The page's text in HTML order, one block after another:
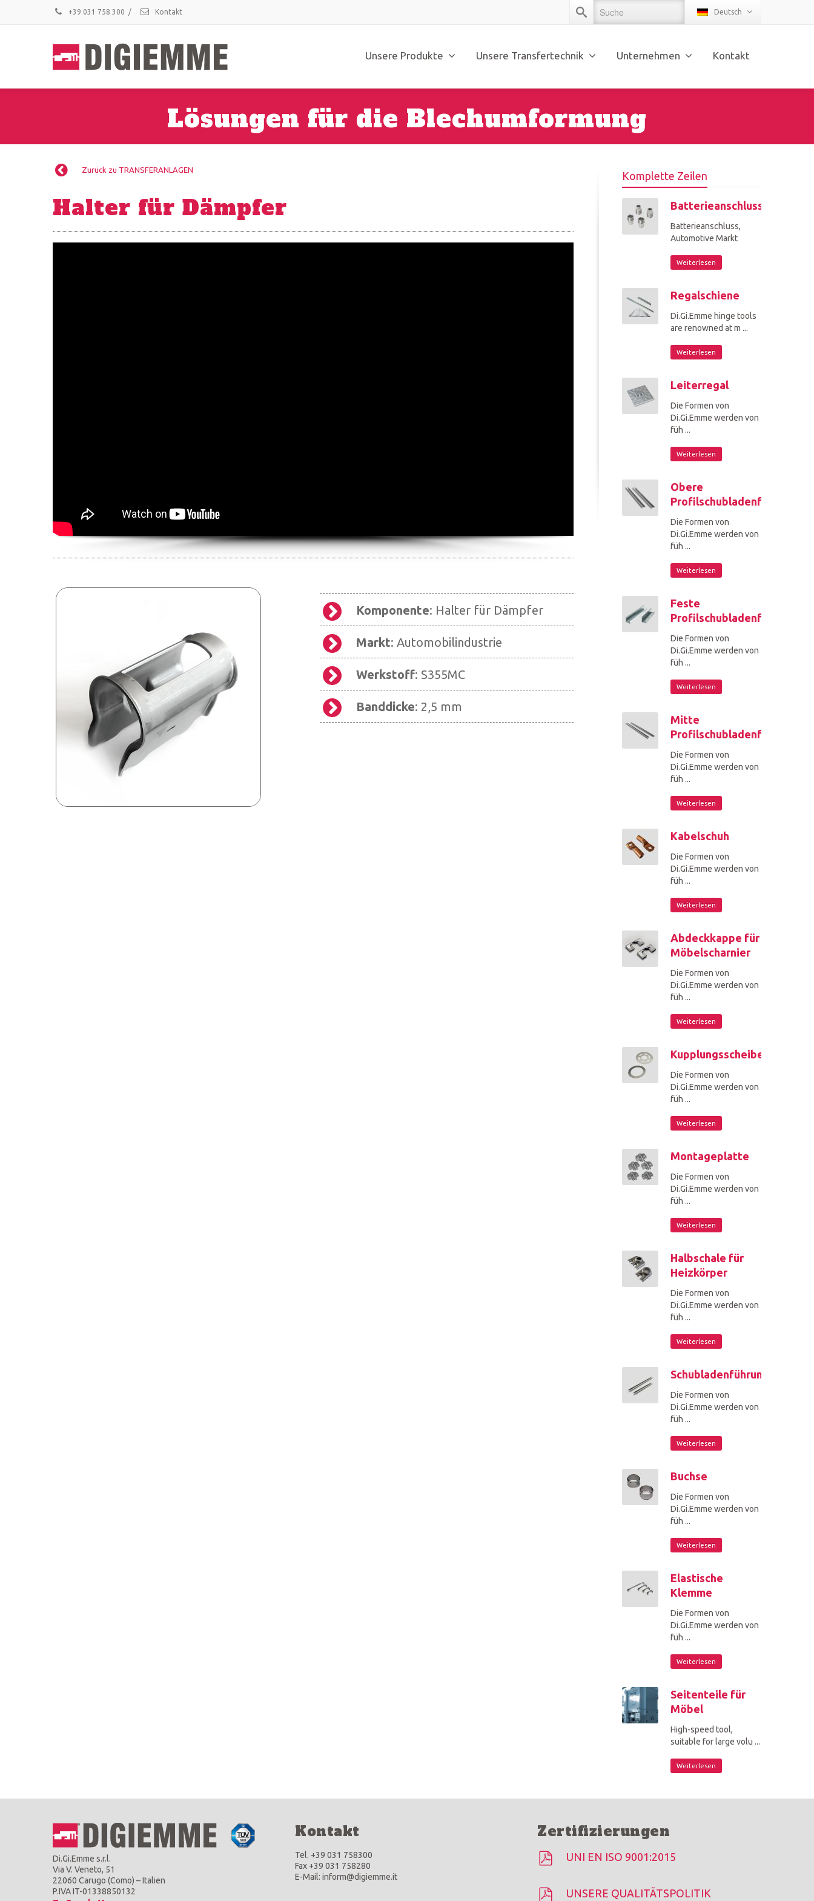
+39 031 758 300 / Kontakt Deutsch
Unsere Produkte Unsere Transfertechnik Unternehmen Kontakt
Lösungen für die Blechumformung
Zurück zu TRANSFERANLAGEN
Halter für Dämpfer
Komponente: Halter für Dämpfer
Markt: Automobilindustrie
Werkstoff: S355MC
Banddicke: 2,5 mm
Komplette Zeilen
Batterieanschluss
Batterieanschluss,
Automotive Markt
Weiterlesen
Regalschiene
Di.Gi.Emme hinge tools
are renowned at m ...
Weiterlesen
Leiterregal
Die Formen von
Di.Gi.Emme werden von
füh ...
Weiterlesen
Obere
Profilschubladenführung
Die Formen von
Di.Gi.Emme werden von
füh ...
Weiterlesen
Feste
Profilschubladenführung
Die Formen von
Di.Gi.Emme werden von
füh ...
Weiterlesen
Mitte
Profilschubladenführung
Die Formen von
Di.Gi.Emme werden von
füh ...
Weiterlesen
Kabelschuh
Die Formen von
Di.Gi.Emme werden von
füh ...
Weiterlesen
Abdeckkappe für
Möbelscharnier
Die Formen von
Di.Gi.Emme werden von
füh ...
Weiterlesen
Kupplungsscheibe
Die Formen von
Di.Gi.Emme werden von
füh ...
Weiterlesen
Montageplatte
Die Formen von
Di.Gi.Emme werden von
füh ...
Weiterlesen
Halbschale für
Heizkörper
Die Formen von
Di.Gi.Emme werden von
füh ...
Weiterlesen
Schubladenführungen
Die Formen von
Di.Gi.Emme werden von
füh ...
Weiterlesen
Buchse
Die Formen von
Di.Gi.Emme werden von
füh ...
Weiterlesen
Elastische
Klemme
Die Formen von
Di.Gi.Emme werden von
füh ...
Weiterlesen
Seitenteile für
Möbel
High-speed tool,
suitable for large volu ...
Weiterlesen
Di.Gi.Emme s.r.l.
Via V. Veneto, 51
22060 Carugo (Como) – Italien
P.IVA IT-01338850132
Kontakt
Tel. +39 031 758300
Fax +39 031 758280
E-Mail: inform@digiemme.it
Zertifizierungen
UNI EN ISO 9001:2015
UNSERE QUALITÄTSPOLITIK